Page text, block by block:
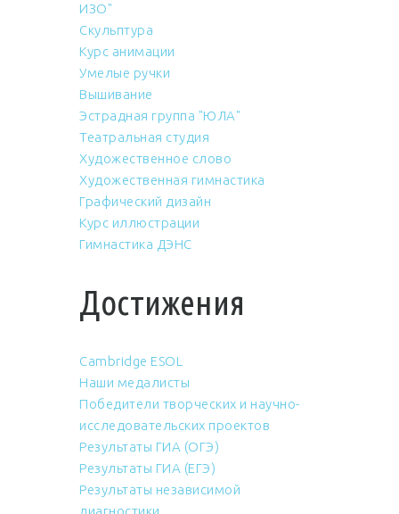
ИЗО"
Скульптура
Курс анимации
Умелые ручки
Вышивание
Эстрадная группа "ЮЛА"
Театральная студия
Художественное слово
Художественная гимнастика
Графический дизайн
Курс иллюстрации
Гимнастика ДЭНС
Достижения
Cambridge ESOL
Наши медалисты
Победители творческих и научно-
исследовательских проектов
Результаты ГИА (ОГЭ)
Результаты ГИА (ЕГЭ)
Результаты независимой
диагностики